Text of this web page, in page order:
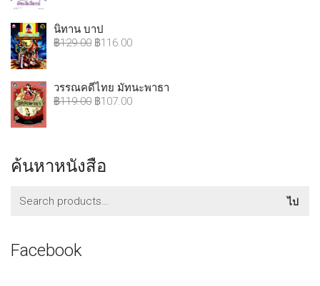
นิทาน บาป
฿129.00 ฿116.00
วรรณคดีไทย มัทนะพาธา
฿119.00 ฿107.00
ค้นหาหนังสือ
ไป
Facebook